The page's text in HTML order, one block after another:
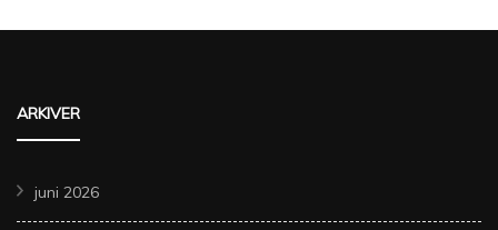
ARKIVER
juni 2026